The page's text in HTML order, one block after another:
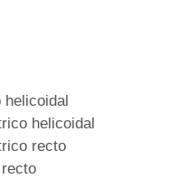
helicoidal
helicoidal
recto